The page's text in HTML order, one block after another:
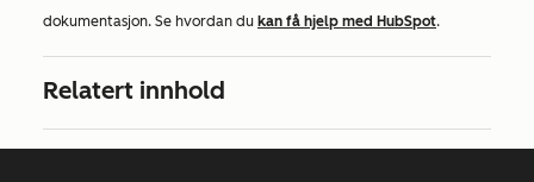
dokumentasjon. Se hvordan du kan få hjelp med HubSpot.
Relatert innhold